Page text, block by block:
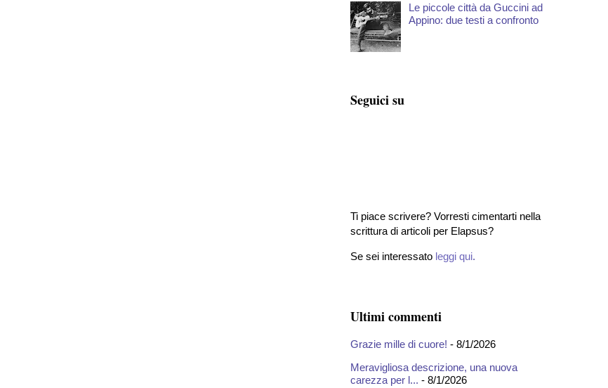
Le piccole città da Guccini ad
Appino: due testi a confronto
Seguici su
Ti piace scrivere? Vorresti cimentarti nella
scrittura di articoli per Elapsus?
Se sei interessato leggi qui.
Ultimi commenti
Grazie mille di cuore! - 8/1/2026
Meravigliosa descrizione, una nuova
carezza per l... - 8/1/2026